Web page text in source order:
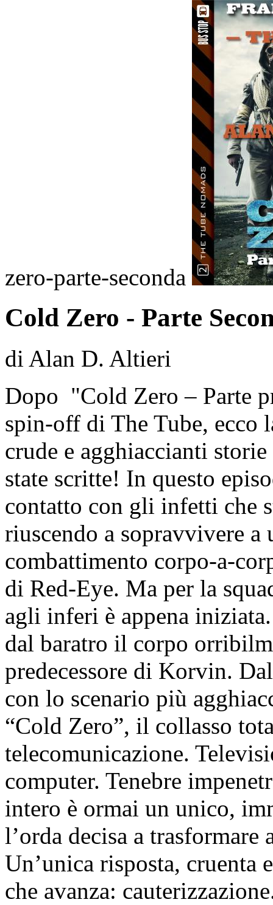
zero-parte-seconda
Cold Zero - Parte
di Alan D. Altieri
Dopo "Cold Zero – Parte
spin-off di The Tube, ecco
crude e agghiaccianti
state scritte! In questo
contatto con gli infetti che
riuscendo a sopravvivere
combattimento corpo-a-
di Red-Eye. Ma per la
agli inferi è appena
dal baratro il corpo
predecessore di Korvin.
con lo scenario più
“Cold Zero”, il collasso
telecomunicazione.
computer. Tenebre
intero è ormai un unico,
l’orda decisa a
Un’unica risposta, cruenta
che avanza: